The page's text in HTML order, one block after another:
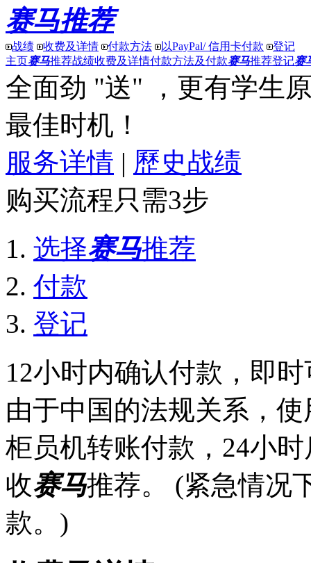
赛马推荐
战绩 收费及详情 付款方法 以PayPal/ 信用卡付款
登记
主页赛马推荐战绩收费及详情付款方法及付款赛马推荐登记赛
全面劲 "送" ，更有学生
最佳时机！
服务详情 | 歷史战绩
购买流程只需3步
选择赛马推荐
付款
登记
12小时内确认付款，即
由于中国的法规关系，
柜员机转账付款，24小
收赛马推荐。 (紧急情况
款。)